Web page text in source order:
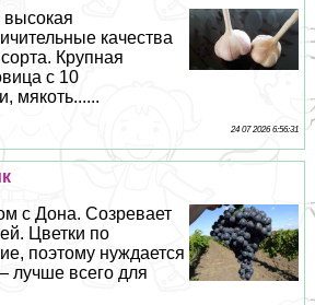
высокая
качества
Крупная
с 10
мякоть......
24 07 2026 6:56:31
с Дона. Созревает
Цветки по
поэтому нуждается
лучше всего для